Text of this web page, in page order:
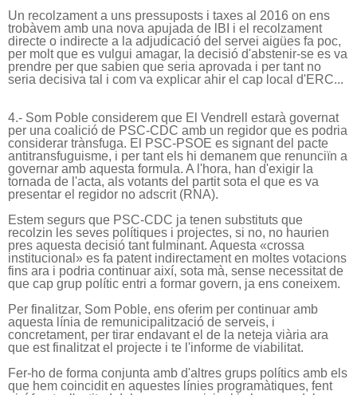
Un recolzament a uns pressuposts i taxes al 2016 on ens
trobàvem amb una nova apujada de lBI i el recolzament
directe o indirecte a la adjudicació del servei aigües fa poc,
per molt que es vulgui amagar, la decisió d'abstenir-se es va
prendre per que sabien que seria aprovada i per tant no
seria decisiva tal i com va explicar ahir el cap local d'ERC...
4.- Som Poble considerem que El Vendrell estarà governat
per una coalició de PSC-CDC amb un regidor que es podria
considerar trànsfuga. El PSC-PSOE es signant del pacte
antitransfuguisme, i per tant els hi demanem que renunciïn a
governar amb aquesta formula. A l'hora, han d'exigir la
tornada de l'acta, als votants del partit sota el que es va
presentar el regidor no adscrit (RNA).
Estem segurs que PSC-CDC ja tenen substituts que
recolzin les seves polítiques i projectes, si no, no haurien
pres aquesta decisió tant fulminant. Aquesta «crossa
institucional» es fa patent indirectament en moltes votacions
fins ara i podria continuar així, sota mà, sense necessitat de
que cap grup polític entri a formar govern, ja ens coneixem.
Per finalitzar, Som Poble, ens oferim per continuar amb
aquesta línia de remunicipalització de serveis, i
concretament, per tirar endavant el de la neteja viària ara
que est finalitzat el projecte i te l'informe de viabilitat.
Fer-ho de forma conjunta amb d'altres grups polítics amb els
que hem coincidit en aquestes línies programàtiques, fent